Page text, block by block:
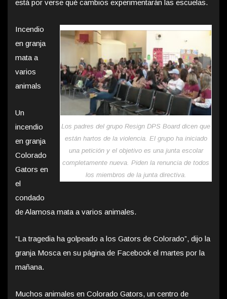
está por verse qué cambios experimentarán las escuelas.
Los padres del grupo Resign DPS Board dicen que
están hartos de la violencia. El grupo ha iniciado
una petición y el objetivo es una junta escolar
completamente nueva. Piden la renuncia de todos
los miembros de la junta directiva.
Incendio
en granja
mata a
varios
animals
Un
incendio
en granja
Colorado
Gators en
el
condado
de Alamosa mata a varios animales.
“La tragedia ha golpeado a los Gators de Colorado”, dijo la
granja Mosca en su página de Facebook el martes por la
mañana.
Muchos animales en Colorado Gators, un centro de